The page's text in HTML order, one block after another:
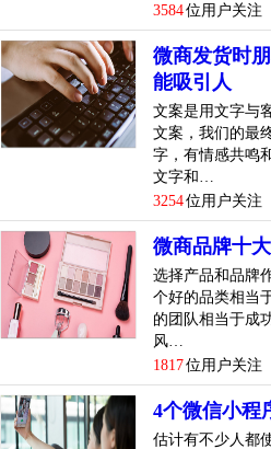
化妆品品牌凌乱，很难形成品牌
不为人知？为什么要买你的产品
妆护肤品牌，平均每天都有新品
做衣服，除非你是淘宝店主或者
漂洗朋友圈，更新新品也没问题
天拍照，发戒指发给你。这就是
款式多，看的人会眼花缭乱，做
3584位用户关注
微商发货时
能吸引人
文案是用文字与
文案，我们的最
字，有情感共鸣
文字和…
3254位用户关注
微商品牌十
选择产品和品牌
个好的品类相当
的团队相当于成
风…
1817位用户关注
4个微信小程
估计有不少人都